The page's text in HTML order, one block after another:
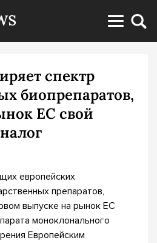
спектр
биопрепаратов,
ЕС свой
европейских
препаратов,
выпуске на рынок ЕС
моноклонального
Европейским